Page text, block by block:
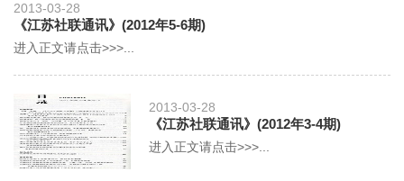
2013-03-28
《江苏社联通讯》(2012年5-6期)
进入正文请点击>>>...
2013-03-28
《江苏社联通讯》(2012年3-4期)
进入正文请点击>>>...